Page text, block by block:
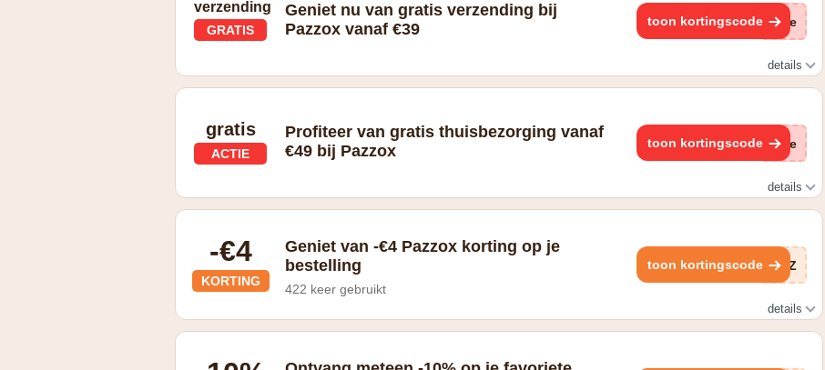
verzending
GRATIS
Geniet nu van gratis verzending bij
Pazzox vanaf €39
toon kortingscode (ge
details
gratis
ACTIE
Profiteer van gratis thuisbezorging vanaf
€49 bij Pazzox
toon kortingscode (ge
details
-€4
KORTING
Geniet van -€4 Pazzox korting op je
bestelling
422 keer gebruikt
toon kortingscode xjZ
details